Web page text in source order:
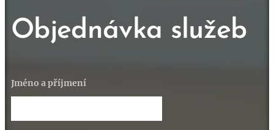
Objednávka služeb
Jméno a příjmení